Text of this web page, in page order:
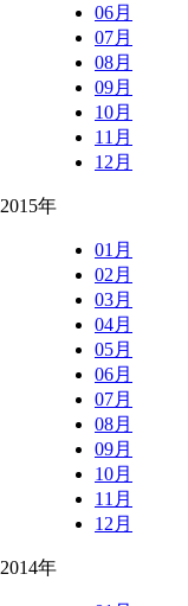
06月
07月
08月
09月
10月
11月
12月
2015年
01月
02月
03月
04月
05月
06月
07月
08月
09月
10月
11月
12月
2014年